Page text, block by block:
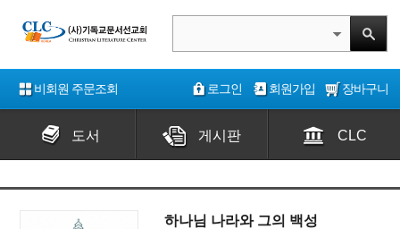
비회원 주문조회 로그인 회원가입 장바구니
도서 게시판 CLC
하나님 나라와 그의 백성